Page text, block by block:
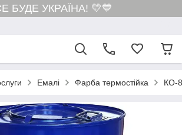
БУДЕ УКРАЇНА! 💛💙
Емалі Фарба термостійка КО-